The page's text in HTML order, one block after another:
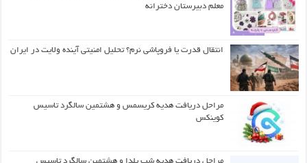
معلم دبیرستان دخترانه
انتقال قدرت یا فروپاشی نرم؟ تحلیل امنیتی آینده ولایت در ایران
مراحل دریافت هدیه کریسمس و هشتمین سالگرد تاسیس
کوینکس